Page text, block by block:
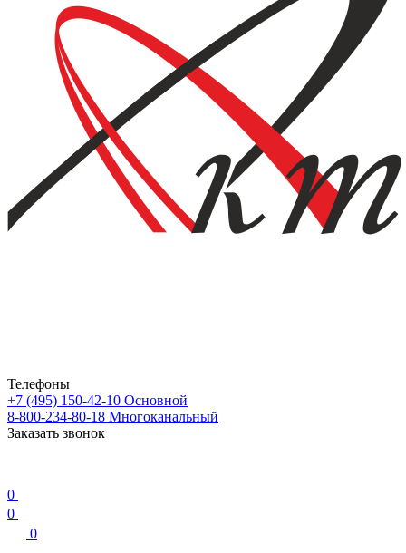
Телефоны
+7 (495) 150-42-10 Основной
8-800-234-80-18 Многоканальный
Заказать звонок
0
0
0